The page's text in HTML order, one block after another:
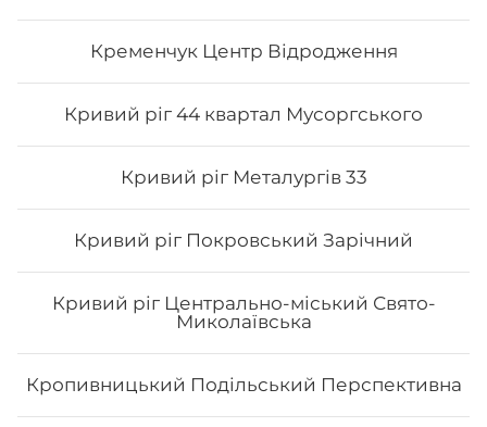
Кременчук Центр Відродження
Кривий ріг 44 квартал Мусоргського
Кривий ріг Металургів 33
Кривий ріг Покровський Зарічний
Кривий ріг Центрально-міський Свято-
Миколаївська
Кропивницький Подільський Перспективна
₴